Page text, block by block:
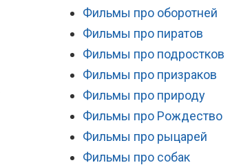
Фильмы про оборотней
Фильмы про пиратов
Фильмы про подростков
Фильмы про призраков
Фильмы про природу
Фильмы про Рождество
Фильмы про рыцарей
Фильмы про собак